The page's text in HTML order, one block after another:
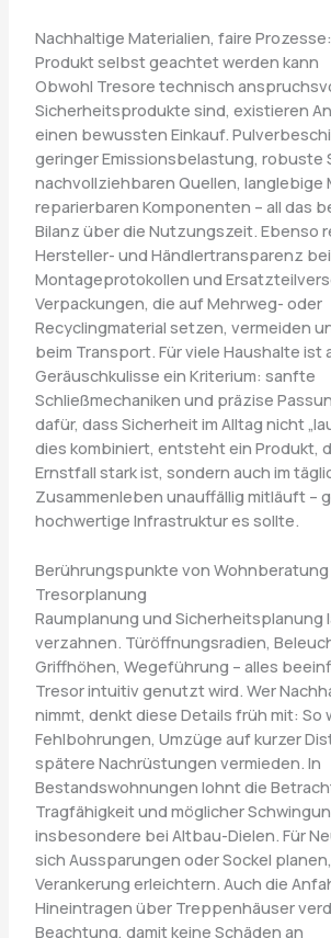
Nachhaltige Materialien, faire
Produkt selbst geachtet werden kann
Obwohl Tresore technisch
Sicherheitsprodukte sind, existieren
einen bewussten Einkauf.
geringer Emissionsbelastung, robuste
nachvollziehbaren Quellen, langlebige
reparierbaren Komponenten – all das
Bilanz über die Nutzungszeit. Ebenso
Hersteller- und Händlertransparenz
Montageprotokollen und
Verpackungen, die auf Mehrweg- oder
Recyclingmaterial setzen, vermeiden
beim Transport. Für viele Haushalte ist
Geräuschkulisse ein Kriterium: sanfte
Schließmechaniken und präzise
dafür, dass Sicherheit im Alltag nicht
dies kombiniert, entsteht ein Produkt,
Ernstfall stark ist, sondern auch im
Zusammenleben unauffällig mitläuft –
hochwertige Infrastruktur es sollte.
Berührungspunkte von
Tresorplanung
Raumplanung und Sicherheitsplanung
verzahnen. Türöffnungsradien,
Griffhöhen, Wegeführung – alles
Tresor intuitiv genutzt wird. Wer
nimmt, denkt diese Details früh mit: So
Fehlbohrungen, Umzüge auf kurzer
spätere Nachrüstungen vermieden. In
Bestandswohnungen lohnt die
Tragfähigkeit und möglicher
insbesondere bei Altbau-Dielen. Für
sich Aussparungen oder Sockel
Verankerung erleichtern. Auch die
Hineintragen über Treppenhäuser
Beachtung, damit keine Schäden an